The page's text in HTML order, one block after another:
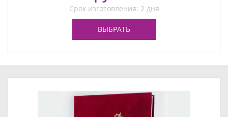
Срок изготовления: 2 дня
ВЫБРАТЬ